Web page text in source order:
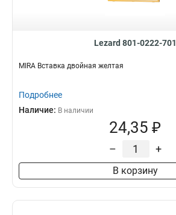
Lezard 801-0222-701
MIRA Вставка двойная желтая
Подробнее
Наличие: В наличии
24,35 ₽
– +
В корзину